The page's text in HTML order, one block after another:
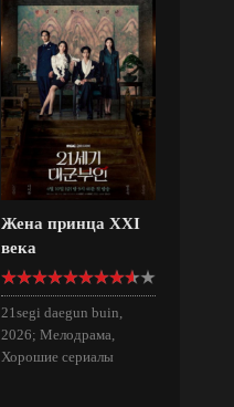
Жена принца XXI
века
21segi daegun buin,
2026; Мелодрама,
Хорошие сериалы